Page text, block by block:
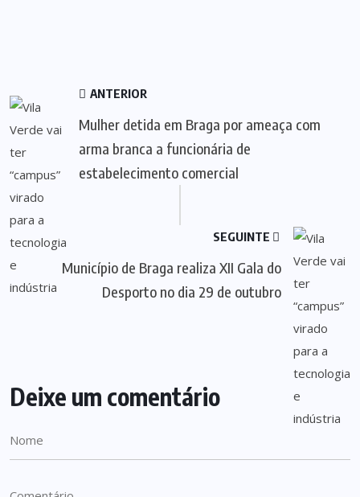
ANTERIOR
Mulher detida em Braga por ameaça com
arma branca a funcionária de
estabelecimento comercial
SEGUINTE
Município de Braga realiza XII Gala do
Desporto no dia 29 de outubro
Deixe um comentário